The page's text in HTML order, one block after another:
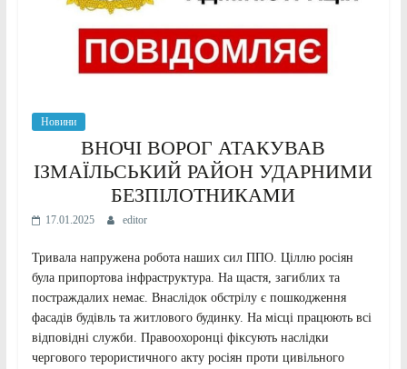
Новини
ВНОЧІ ВОРОГ АТАКУВАВ
ІЗМАЇЛЬСЬКИЙ РАЙОН УДАРНИМИ
БЕЗПІЛОТНИКАМИ
17.01.2025 editor
Тривала напружена робота наших сил ППО. Ціллю росіян
була припортова інфраструктура. На щастя, загиблих та
постраждалих немає. Внаслідок обстрілу є пошкодження
фасадів будівль та житлового будинку. На місці працюють всі
відповідні служби. Правоохоронці фіксують наслідки
чергового терористичного акту росіян проти цивільного